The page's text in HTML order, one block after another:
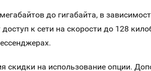
до гигабайта, в
к сети на скорости до 128
на использование опции.